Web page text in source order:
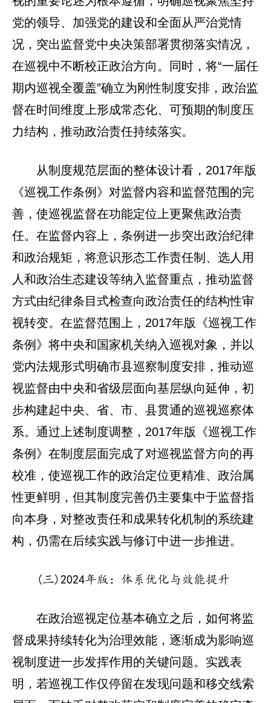
党的领导、加强党的建设和全面从严治党情
况，突出监督党中央决策部署贯彻落实情况，
在巡视中不断校正政治方向。同时，将“一届任
期内巡视全覆盖”确立为刚性制度安排，政治监
督在时间维度上形成常态化、可预期的制度压
力结构，推动政治责任持续落实。
从制度规范层面的整体设计看，2017年版
《巡视工作条例》对监督内容和监督范围的完
善，使巡视监督在功能定位上更聚焦政治责
任。在监督内容上，条例进一步突出政治纪律
和政治规矩，将意识形态工作责任制、选人用
人和政治生态建设等纳入监督重点，推动监督
方式由纪律条目式检查向政治责任的结构性审
视转变。在监督范围上，2017年版《巡视工作
条例》将中央和国家机关纳入巡视对象，并以
党内法规形式明确市县巡察制度安排，推动巡
视监督由中央和省级层面向基层纵向延伸，初
步构建起中央、省、市、县贯通的巡视巡察体
系。通过上述制度调整，2017年版《巡视工作
条例》在制度层面完成了对巡视监督方向的再
校准，使巡视工作的政治定位更精准、政治属
性更鲜明，但其制度完善仍主要集中于监督指
向本身，对整改责任和成果转化机制的系统建
构，仍需在后续实践与修订中进一步推进。
(三)2024年版：体系优化与效能提升
在政治巡视定位基本确立之后，如何将监
督成果持续转化为治理效能，逐渐成为影响巡
视制度进一步发挥作用的关键问题。实践表
明，若巡视工作仅停留在发现问题和移交线索